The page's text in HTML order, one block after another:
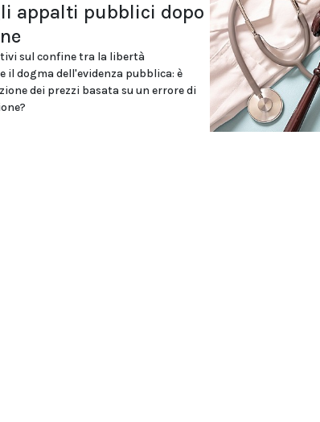
appalti pubblici dopo
sul confine tra la libertà
il dogma dell'evidenza pubblica: è
dei prezzi basata su un errore di